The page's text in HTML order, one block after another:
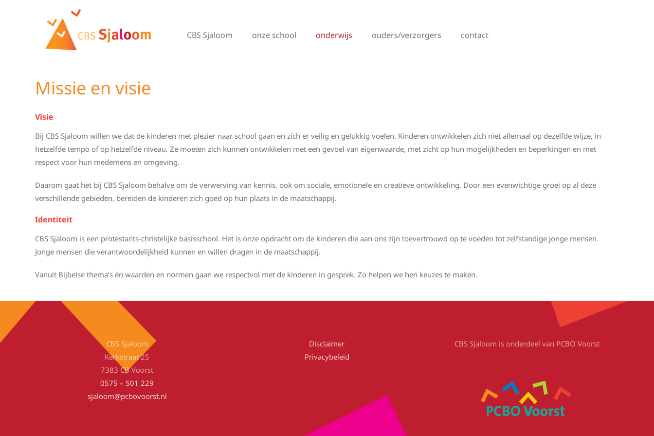
CBS Sjaloom onze school onderwijs ouders/verzorgers contact
Missie en visie
Visie
Bij CBS Sjaloom willen we dat de kinderen met plezier naar school gaan en zich er veilig en gelukkig voelen. Kinderen ontwikkelen zich niet allemaal op dezelfde wijze, in
hetzelfde tempo of op hetzelfde niveau. Ze moeten zich kunnen ontwikkelen met een gevoel van eigenwaarde, met zicht op hun mogelijkheden en beperkingen en met
respect voor hun medemens en omgeving.
Daarom gaat het bij CBS Sjaloom behalve om de verwerving van kennis, ook om sociale, emotionele en creatieve ontwikkeling. Door een evenwichtige groei op al deze
verschillende gebieden, bereiden de kinderen zich goed op hun plaats in de maatschappij.
Identiteit
CBS Sjaloom is een protestants-christelijke basisschool. Het is onze opdracht om de kinderen die aan ons zijn toevertrouwd op te voeden tot zelfstandige jonge mensen.
Jonge mensen die verantwoordelijkheid kunnen en willen dragen in de maatschappij.
Vanuit Bijbelse thema’s én waarden en normen gaan we respectvol met de kinderen in gesprek. Zo helpen we hen keuzes te maken.
CBS Sjaloom
Kerkstraat 25
7383 CB Voorst
0575 – 501 229
sjaloom@pcbovoorst.nl
Disclaimer
Privacybeleid
CBS Sjaloom is onderdeel van PCBO Voorst